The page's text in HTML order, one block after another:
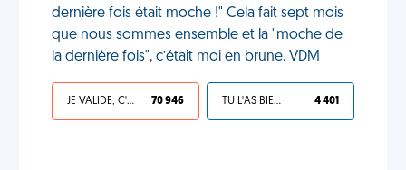
dernière fois était moche !" Cela fait sept mois
que nous sommes ensemble et la "moche de
la dernière fois", c’était moi en brune. VDM
JE VALIDE, C'EST UNE VDM 70 946 TU L'AS BIEN MÉRITÉ 4 401